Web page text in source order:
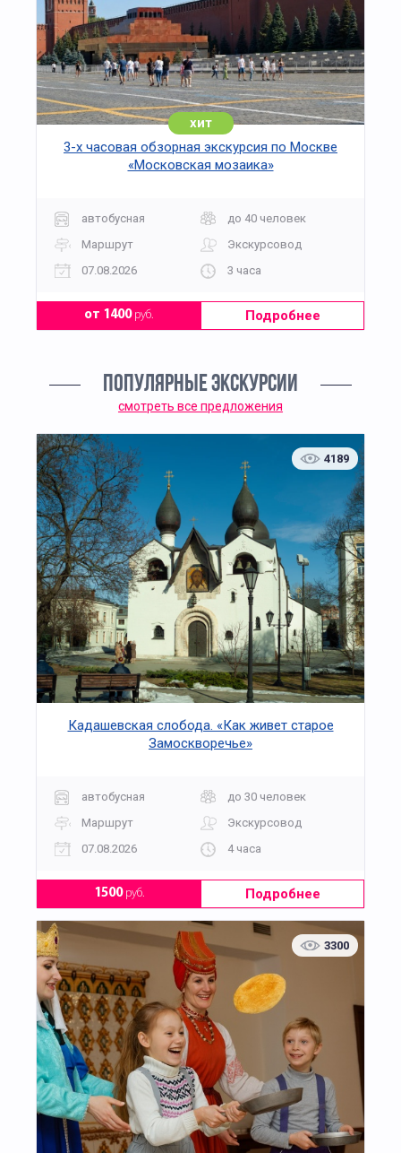
хит
3-х часовая обзорная экскурсия по Москве
«Московская мозаика»
автобусная
до 40 человек
Маршрут
Экскурсовод
07.08.2026
3 часа
от 1400руб. Подробнее
ПОПУЛЯРНЫЕ ЭКСКУРСИИ
смотреть все предложения
4189
Кадашевская слобода. «Как живет старое
Замоскворечье»
автобусная
до 30 человек
Маршрут
Экскурсовод
07.08.2026
4 часа
1500руб. Подробнее
3300